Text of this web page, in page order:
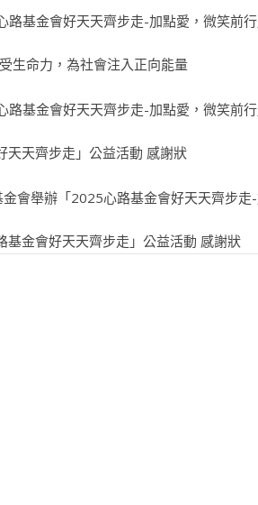
生命力，為社會注入正向能量
天齊步走」公益活動 感謝狀
金會好天天齊步走」公益活動 感謝狀